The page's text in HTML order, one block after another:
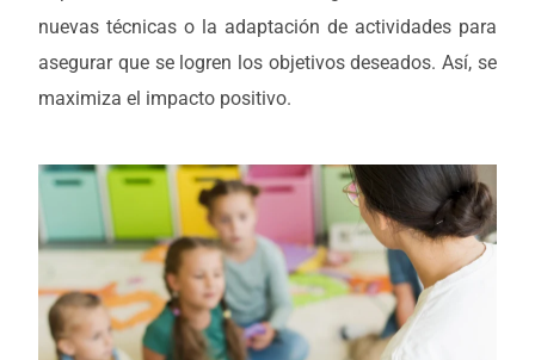
nuevas técnicas o la adaptación de actividades para
asegurar que se logren los objetivos deseados. Así, se
maximiza el impacto positivo.